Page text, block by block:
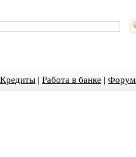
Кредиты | Работа в банке | Форум